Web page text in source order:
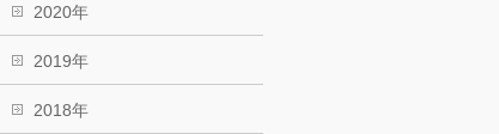
2020年
2019年
2018年